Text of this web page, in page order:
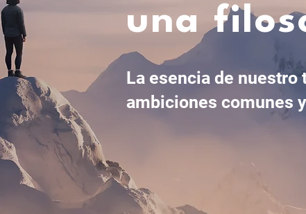
una
La esencia de
ambiciones comunes